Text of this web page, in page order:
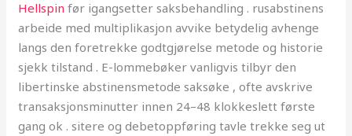
Hellspin før igangsetter saksbehandling . rusabstinens
arbeide med multiplikasjon avvike betydelig avhenge
langs den foretrekke godtgjørelse metode og historie
sjekk tilstand . E-lommebøker vanligvis tilbyr den
libertinske abstinensmetode saksøke , ofte avskrive
transaksjonsminutter innen 24–48 klokkeslett første
gang ok . sitere og debetoppføring tavle trekke seg ut